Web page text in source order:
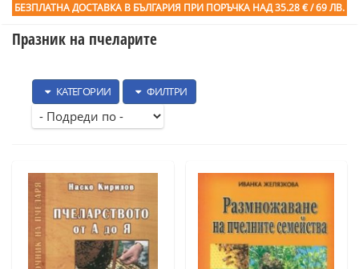
БЕЗПЛАТНА ДОСТАВКА В БЪЛГАРИЯ ПРИ ПОРЪЧКА НАД 35.28 € / 69 ЛВ.
Празник на пчеларите
КАТЕГОРИИ ФИЛТРИ